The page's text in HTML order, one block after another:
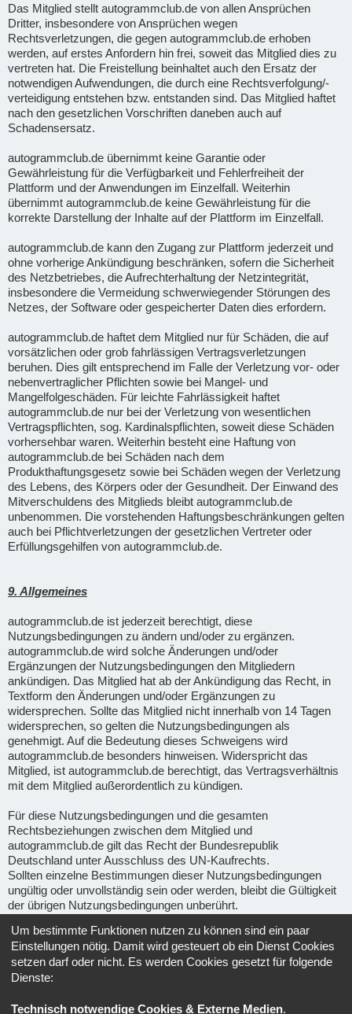
Das Mitglied stellt autogrammclub.de von allen Ansprüchen
Dritter, insbesondere von Ansprüchen wegen
Rechtsverletzungen, die gegen autogrammclub.de erhoben
werden, auf erstes Anfordern hin frei, soweit das Mitglied dies zu
vertreten hat. Die Freistellung beinhaltet auch den Ersatz der
notwendigen Aufwendungen, die durch eine Rechtsverfolgung/-
verteidigung entstehen bzw. entstanden sind. Das Mitglied haftet
nach den gesetzlichen Vorschriften daneben auch auf
Schadensersatz.
autogrammclub.de übernimmt keine Garantie oder
Gewährleistung für die Verfügbarkeit und Fehlerfreiheit der
Plattform und der Anwendungen im Einzelfall. Weiterhin
übernimmt autogrammclub.de keine Gewährleistung für die
korrekte Darstellung der Inhalte auf der Plattform im Einzelfall.
autogrammclub.de kann den Zugang zur Plattform jederzeit und
ohne vorherige Ankündigung beschränken, sofern die Sicherheit
des Netzbetriebes, die Aufrechterhaltung der Netzintegrität,
insbesondere die Vermeidung schwerwiegender Störungen des
Netzes, der Software oder gespeicherter Daten dies erfordern.
autogrammclub.de haftet dem Mitglied nur für Schäden, die auf
vorsätzlichen oder grob fahrlässigen Vertragsverletzungen
beruhen. Dies gilt entsprechend im Falle der Verletzung vor- oder
nebenvertraglicher Pflichten sowie bei Mangel- und
Mangelfolgeschäden. Für leichte Fahrlässigkeit haftet
autogrammclub.de nur bei der Verletzung von wesentlichen
Vertragspflichten, sog. Kardinalspflichten, soweit diese Schäden
vorhersehbar waren. Weiterhin besteht eine Haftung von
autogrammclub.de bei Schäden nach dem
Produkthaftungsgesetz sowie bei Schäden wegen der Verletzung
des Lebens, des Körpers oder der Gesundheit. Der Einwand des
Mitverschuldens des Mitglieds bleibt autogrammclub.de
unbenommen. Die vorstehenden Haftungsbeschränkungen gelten
auch bei Pflichtverletzungen der gesetzlichen Vertreter oder
Erfüllungsgehilfen von autogrammclub.de.
9. Allgemeines
autogrammclub.de ist jederzeit berechtigt, diese
Nutzungsbedingungen zu ändern und/oder zu ergänzen.
autogrammclub.de wird solche Änderungen und/oder
Ergänzungen der Nutzungsbedingungen den Mitgliedern
ankündigen. Das Mitglied hat ab der Ankündigung das Recht, in
Textform den Änderungen und/oder Ergänzungen zu
widersprechen. Sollte das Mitglied nicht innerhalb von 14 Tagen
widersprechen, so gelten die Nutzungsbedingungen als
genehmigt. Auf die Bedeutung dieses Schweigens wird
autogrammclub.de besonders hinweisen. Widerspricht das
Mitglied, ist autogrammclub.de berechtigt, das Vertragsverhältnis
mit dem Mitglied außerordentlich zu kündigen.
Für diese Nutzungsbedingungen und die gesamten
Rechtsbeziehungen zwischen dem Mitglied und
autogrammclub.de gilt das Recht der Bundesrepublik
Deutschland unter Ausschluss des UN-Kaufrechts.
Sollten einzelne Bestimmungen dieser Nutzungsbedingungen
ungültig oder unvollständig sein oder werden, bleibt die Gültigkeit
der übrigen Nutzungsbedingungen unberührt.
Gerichtsstand für alle im Zusammenhang mit Ape-fans
entstehenden Streitigkeiten ist, soweit gesetzlich zulässig, der
Sitz von Ape-fans.
sind in derDatenschutzerklärungenthalten.
Um bestimmte Funktionen nutzen zu können sind ein paar
Einstellungen nötig. Damit wird gesteuert ob ein Dienst Cookies
setzen darf oder nicht. Es werden Cookies gesetzt für folgende
Dienste:
Technisch notwendige Cookies & Externe Medien.